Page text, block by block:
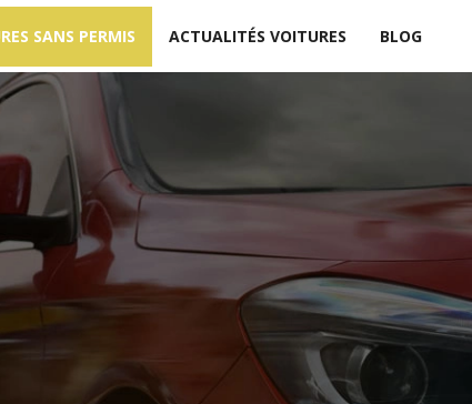
SANS PERMIS ACTUALITÉS VOITURES BLOG